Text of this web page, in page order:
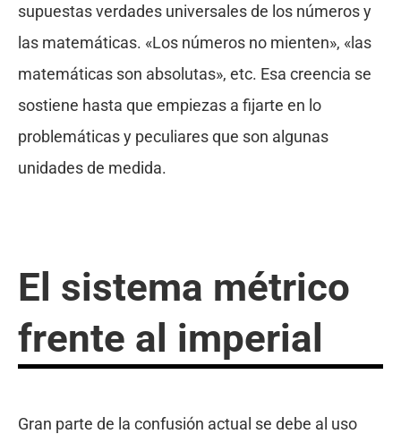
supuestas verdades universales de los números y
las matemáticas. «Los números no mienten», «las
matemáticas son absolutas», etc. Esa creencia se
sostiene hasta que empiezas a fijarte en lo
problemáticas y peculiares que son algunas
unidades de medida.
El sistema métrico
frente al imperial
Gran parte de la confusión actual se debe al uso